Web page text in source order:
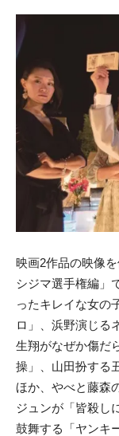
映画2作品の映像
シジマ選手権編」
ったキレイな女の
ロ」、浜野演じる
生翔がなぜか傷だ
操」、山田扮する
ほか、やべと藤森
ジュンが「皆殺し
鼓舞する「ヤンキ